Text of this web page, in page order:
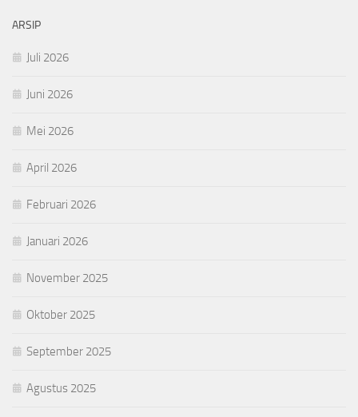
ARSIP
Juli 2026
Juni 2026
Mei 2026
April 2026
Februari 2026
Januari 2026
November 2025
Oktober 2025
September 2025
Agustus 2025